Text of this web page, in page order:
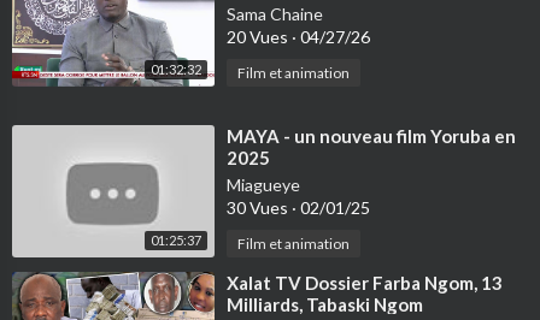
01:32:32
Sama Chaine
20 Vues · 04/27/26
Film et animation
01:25:37
⁣MAYA - un nouveau film Yoruba en
2025
Miagueye
30 Vues · 02/01/25
Film et animation
⁣Xalat TV Dossier Farba Ngom, 13
Milliards, Tabaski Ngom